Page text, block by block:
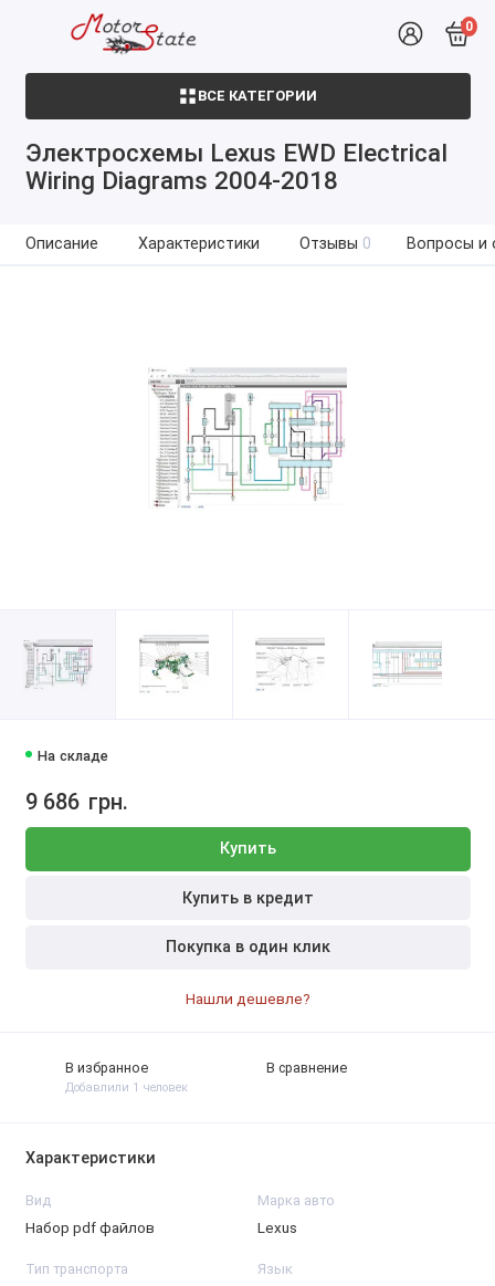
0
ВСЕ КАТЕГОРИИ
Электросхемы Lexus EWD Electrical
Wiring Diagrams 2004-2018
Описание Характеристики Отзывы 0 Вопросы и
На складе
9 686 грн.
Купить
Купить в кредит
Покупка в один клик
Нашли дешевле?
В избранное
Добавлили 1 человек
В сравнение
Характеристики
Вид
Набор pdf файлов
Марка авто
Lexus
Тип транспорта Язык